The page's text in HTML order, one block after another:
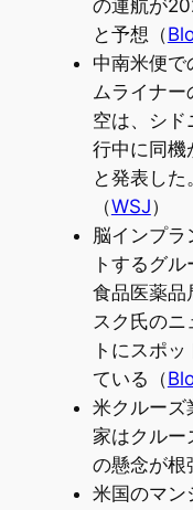
の運航が
と予想（
中南米便
ムライナー
空は、シド
行中に同機
と発表し
（WSJ）
脳インプラ
トするグ
食品医薬品
スク氏のニ
トにスポ
ている（
米クルーズ
家はクルー
の懸念が根
米国のマン